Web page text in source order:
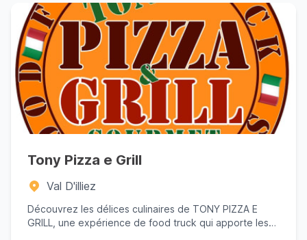
Tony Pizza e Grill
Val D'illiez
Découvrez les délices culinaires de TONY PIZZA E
GRILL, une expérience de food truck qui apporte les